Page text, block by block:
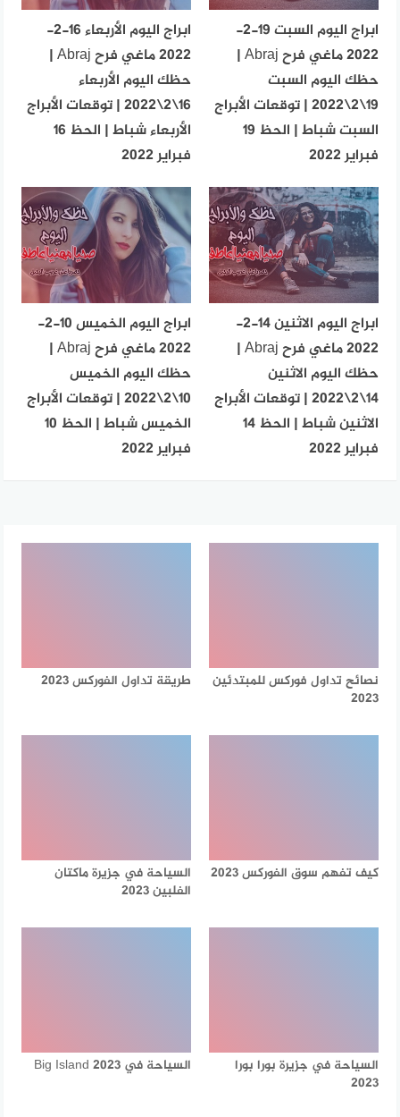
ابراج اليوم السبت 19-2-
2022 ماغي فرح Abraj |
حظك اليوم السبت
19\2\2022 | توقعات الأبراج
السبت شباط | الحظ 19
فبراير 2022
ابراج اليوم الأربعاء 16-2-
2022 ماغي فرح Abraj |
حظك اليوم الأربعاء
16\2\2022 | توقعات الأبراج
الأربعاء شباط | الحظ 16
فبراير 2022
ابراج اليوم الاثنين 14-2-
2022 ماغي فرح Abraj |
حظك اليوم الاثنين
14\2\2022 | توقعات الأبراج
الاثنين شباط | الحظ 14
فبراير 2022
ابراج اليوم الخميس 10-2-
2022 ماغي فرح Abraj |
حظك اليوم الخميس
10\2\2022 | توقعات الأبراج
الخميس شباط | الحظ 10
فبراير 2022
نصائح تداول فوركس للمبتدئين
2023
طريقة تداول الفوركس 2023
كيف تفهم سوق الفوركس 2023
السياحة في جزيرة ماكتان
الفلبين 2023
السياحة في جزيرة بورا بورا
2023
السياحة في Big Island 2023